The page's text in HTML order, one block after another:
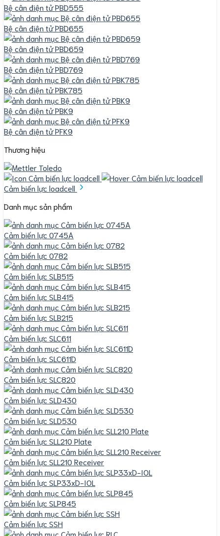
Bệ cân điện tử PBD555
Bệ cân điện tử PBD655
Bệ cân điện tử PBD659
Bệ cân điện tử PBD769
Bệ cân điện tử PBK785
Bệ cân điện tử PBK9
Bệ cân điện tử PFK9
Thương hiệu
Cảm biến lực loadcell
Danh mục sản phẩm
Cảm biến lực 0745A
Cảm biến lực 0782
Cảm biến lực SLB515
Cảm biến lực SLB415
Cảm biến lực SLB215
Cảm biến lực SLC611
Cảm biến lực SLC611D
Cảm biến lực SLC820
Cảm biến lực SLD430
Cảm biến lực SLD530
Cảm biến lực SLL210 Plate
Cảm biến lực SLL210 Receiver
Cảm biến lực SLP33xD-IOL
Cảm biến lực SLP845
Cảm biến lực SSH